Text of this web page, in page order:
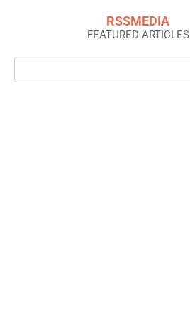
RSSMEDIA
FEATURED ARTICLES
Search: